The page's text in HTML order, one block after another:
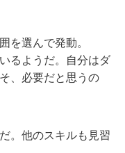
を選んで発動。
るようだ。自分はダ
、必要だと思うの
。他のスキルも見習